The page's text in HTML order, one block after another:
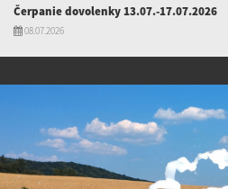
Čerpanie dovolenky 13.07.-17.07.2026
08.07.2026